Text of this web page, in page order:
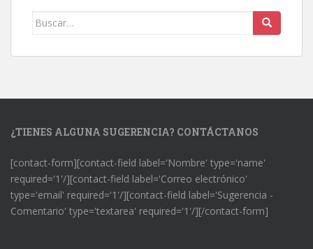
Buscar:
¿TIENES ALGUNA SUGERENCIA? CONTÁCTANOS
[contact-form][contact-field label='Nombre' type='name'
required='1'/][contact-field label='Correo electrónico'
type='email' required='1'/][contact-field label='Sugerencia -
Comentario' type='textarea' required='1'/][/contact-form]